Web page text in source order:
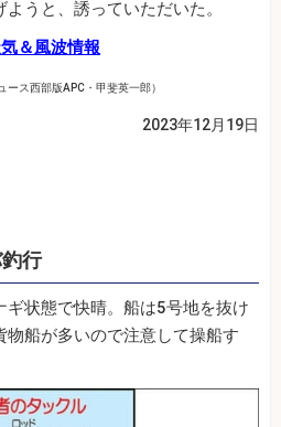
うと、誘っていただいた。
＆風波情報
ース西部版APC・甲斐英一郎）
2023年12月19日
行
状態で快晴。船は5号地を抜け
船が多いので注意して操船す